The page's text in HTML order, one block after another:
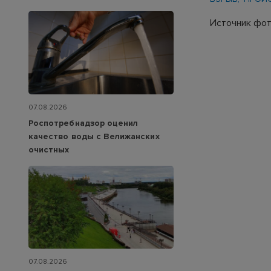
Источник
07.08.2026
Роспотребнадзор оценил
качество воды с Велижанских
очистных
07.08.2026